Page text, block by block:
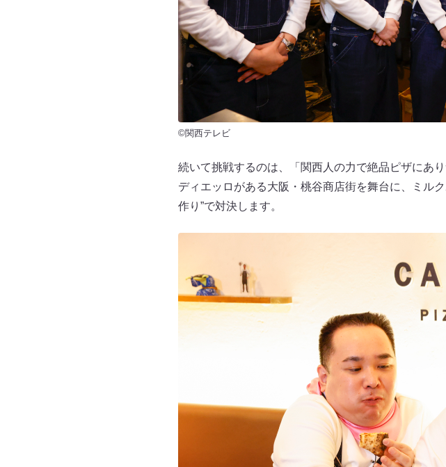
©関西テレビ
続いて挑戦するのは、「関西人の力で絶品ピザにあ
ディエッロがある大阪・桃谷商店街を舞台に、ミル
作り”で対決します。